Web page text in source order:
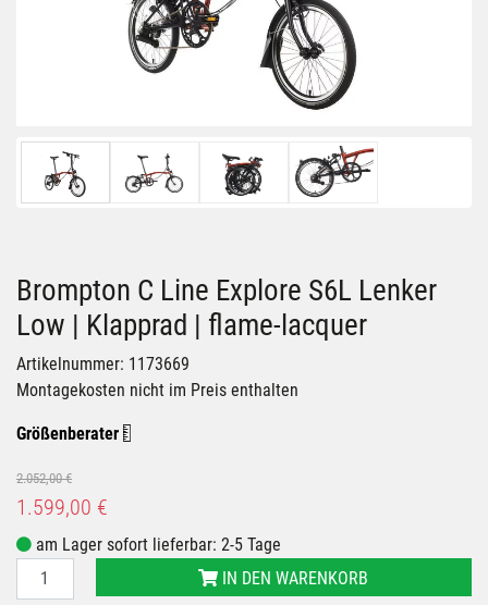
Brompton C Line Explore S6L Lenker
Low | Klapprad | flame-lacquer
Artikelnummer: 1173669
Montagekosten nicht im Preis enthalten
Größenberater
2.052,00 €
1.599,00 €
am Lager sofort lieferbar: 2-5 Tage
IN DEN WARENKORB